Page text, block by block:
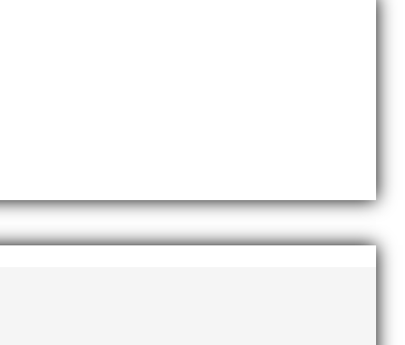
en liten sammanfattning från mig som